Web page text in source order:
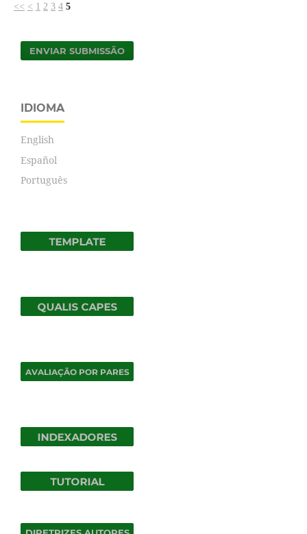
<< < 1 2 3 4 5
ENVIAR SUBMISSÃO
IDIOMA
English
Español
Português